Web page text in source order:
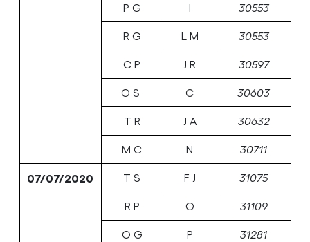
P G I 30553
R G L M 30553
C P J R 30597
O S C 30603
T R J A 30632
M C N 30711
07/07/2020 T S F J 31075
R P O 31109
O G P 31281